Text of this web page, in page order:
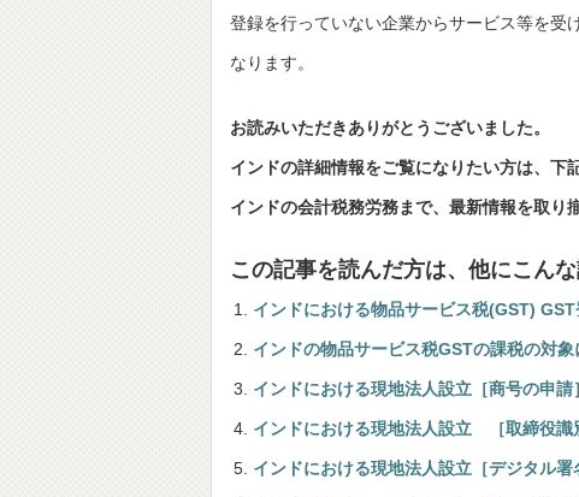
登録を行っていない企業からサービス等を受
なります。
お読みいただきありがとうございました。
インドの詳細情報をご覧になりたい方は、
インドの会計税務労務まで、最新情報を取り
この記事を読んだ方は、他にこん
インドにおける物品サービス税(GST)
インドの物品サービス税GSTの課税の対象
インドにおける現地法人設立［商号の申請］
インドにおける現地法人設立 ［取締役識
インドにおける現地法人設立［デジタル署